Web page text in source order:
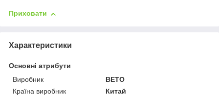
Приховати
Характеристики
Основні атрибути
Виробник
BETO
Країна виробник
Китай